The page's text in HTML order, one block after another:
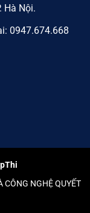
Hà Nội.
0947.674.668
NGHỆ QUYẾT